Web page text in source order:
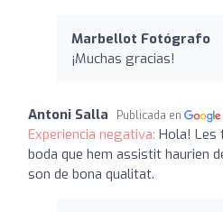
Marbellot Fotógrafo
¡Muchas gracias!
Antoni Salla Publicada en
Experiencia negativa: Hola! Les
boda que hem assistit haurien
son de bona qualitat.